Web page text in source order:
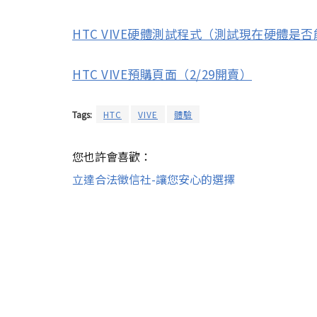
HTC VIVE硬體測試程式（測試現在硬體是否
HTC VIVE預購頁面（2/29開賣）
Tags: HTC VIVE 體驗
您也許會喜歡：
立達合法徵信社-讓您安心的選擇